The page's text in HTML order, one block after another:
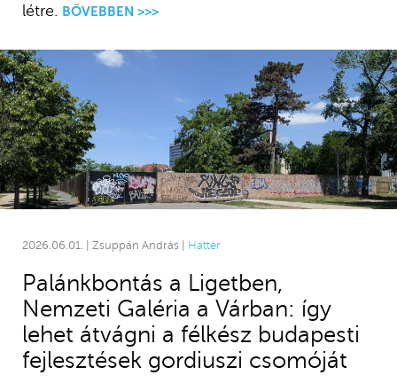
létre. BŐVEBBEN >>>
2026.06.01. | Zsuppán András | Háttér
Palánkbontás a Ligetben,
Nemzeti Galéria a Várban: így
lehet átvágni a félkész budapesti
fejlesztések gordiuszi csomóját